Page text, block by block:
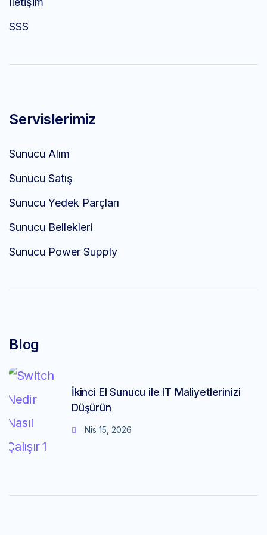
SSS
Servislerimiz
Sunucu Alım
Sunucu Satış
Sunucu Yedek Parçları
Sunucu Bellekleri
Sunucu Power Supply
Blog
İkinci El Sunucu ile IT Maliyetlerinizi
Düşürün
Nis 15, 2026